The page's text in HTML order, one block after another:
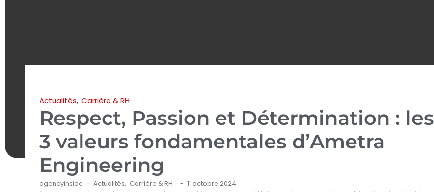
Actualités, Carrière & RH
Respect, Passion et Détermination : les
3 valeurs fondamentales d’Ametra
Engineering
agencyinside - Actualités, Carrière & RH - 11 octobre 2024